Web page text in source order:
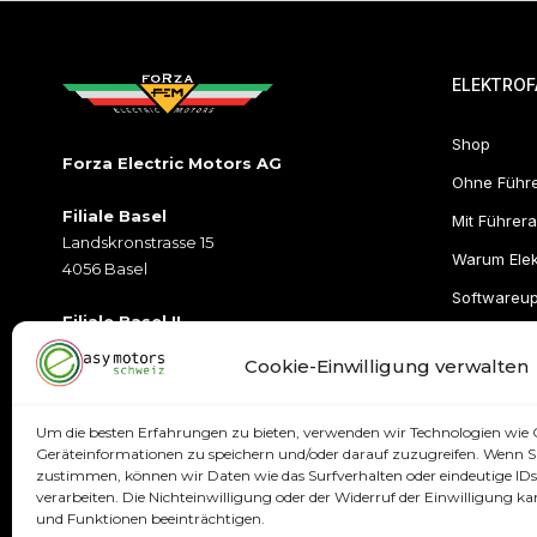
Cookie-Einwilligung verwalten
Um die besten Erfahrungen zu bieten, verwenden wir Technologien wie
Geräteinformationen zu speichern und/oder darauf zuzugreifen. Wenn
zustimmen, können wir Daten wie das Surfverhalten oder eindeutige IDs
verarbeiten. Die Nichteinwilligung oder der Widerruf der Einwilligung
und Funktionen beeinträchtigen.
Forza Electric Motors AG
Filiale Basel
Landskronstrasse 15
4056 Basel
Filiale Basel II
Münchensteinerstrasse 2
4052Basel
T:+41 79 395 77 77
E:info@easymotorsschweiz.ch
Shop
Ohne
Mit
Warum